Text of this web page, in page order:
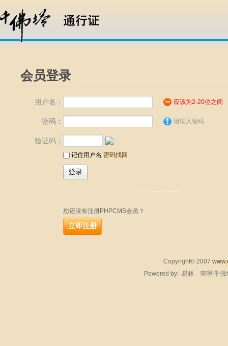
会员登录
用户名： 应该为2-20位之间
密码： 请输入密码
验证码：
记住用户名 密码找回
您还没有注册PHPCMS会员？
Copyright© 2007
Powered by: 易林 管理:千佛